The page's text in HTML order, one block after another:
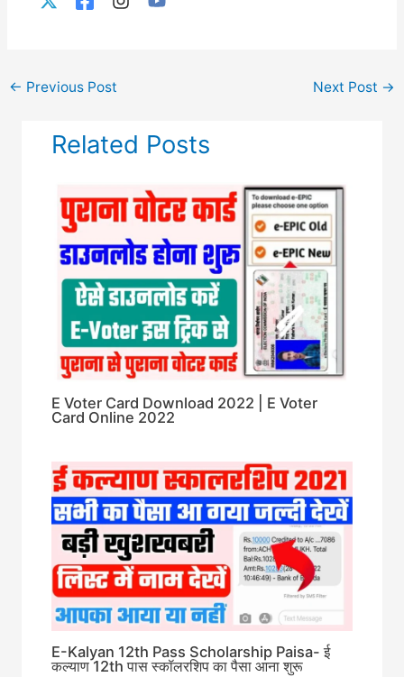
← Previous Post Next Post →
Related Posts
E Voter Card Download 2022 | E Voter
Card Online 2022
E-Kalyan 12th Pass Scholarship Paisa- ई
कल्याण 12th पास स्कॉलरशिप का पैसा आना शुरू